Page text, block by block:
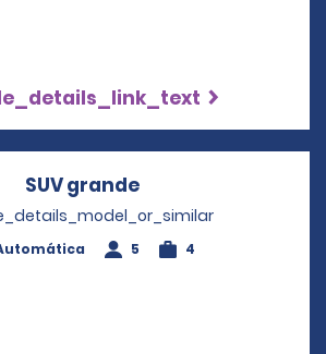
SUV grandeOpens in a new
5 4